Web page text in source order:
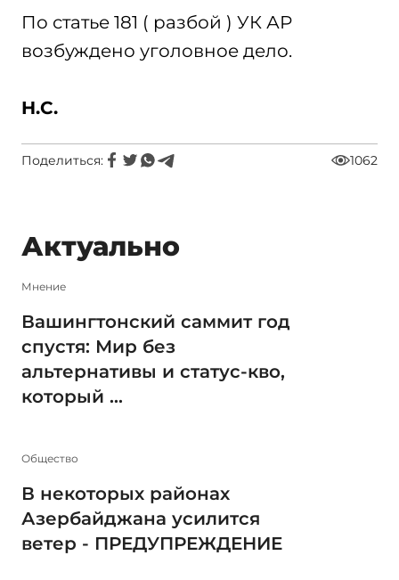
По статье 181 ( разбой ) УК АР
возбуждено уголовное дело.
H.C.
Поделиться: 1062
Актуально
Мнение
Вашингтонский саммит год
спустя: Мир без
альтернативы и статус-кво,
который ...
Общество
В некоторых районах
Азербайджана усилится
ветер - ПРЕДУПРЕЖДЕНИЕ